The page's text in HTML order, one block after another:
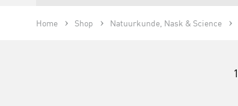
Home Shop Natuurkunde, Nask & Science